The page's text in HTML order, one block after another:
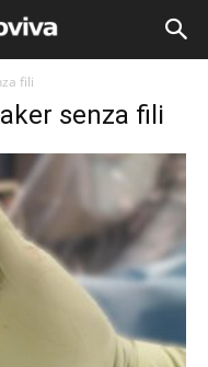
fili
senza fili